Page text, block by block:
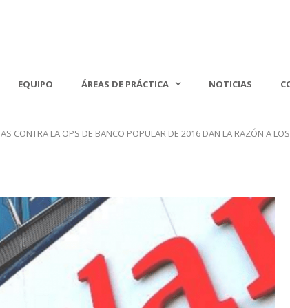
EQUIPO ÁREAS DE PRÁCTICA NOTICIAS
CONTRA LA OPS DE BANCO POPULAR DE 2016 DAN LA RAZÓN A